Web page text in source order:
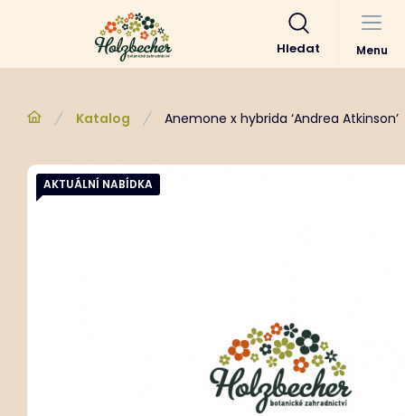
Hledat Menu
Katalog Anemone x hybrida ‘Andrea Atkinson’
AKTUÁLNÍ NABÍDKA